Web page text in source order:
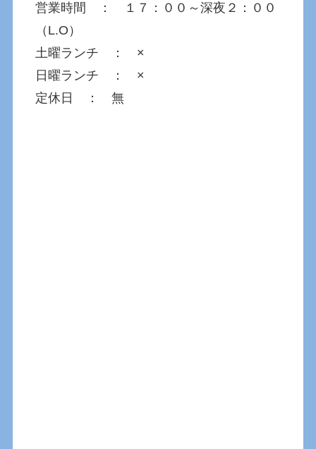
営業時間 ： １７：００～深夜２：００
（L.O）
土曜ランチ ： ×
日曜ランチ ： ×
定休日 ： 無